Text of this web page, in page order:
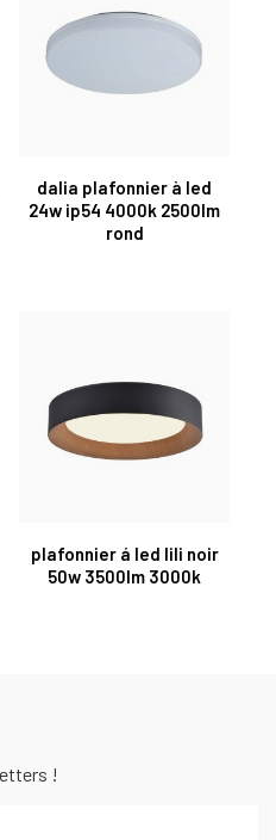
dalia plafonnier à led
24w ip54 4000k 2500lm
rond
plafonnier á led lili noir
50w 3500lm 3000k
!